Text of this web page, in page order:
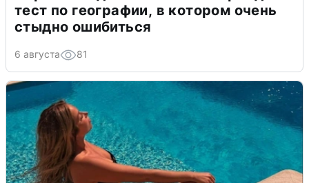
тест по географии, в котором очень
стыдно ошибиться
6 августа 81